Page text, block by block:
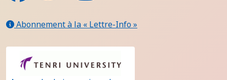
Abonnement à la « Lettre-Info »